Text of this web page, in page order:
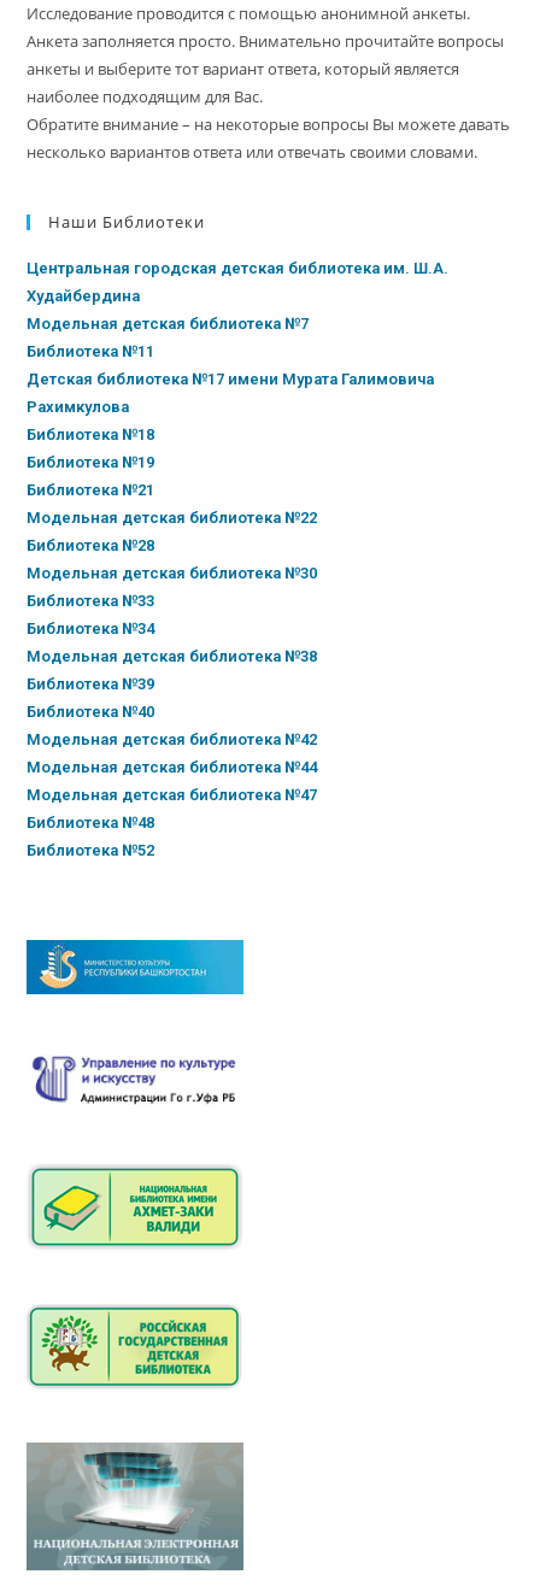
Исследование проводится с помощью анонимной анкеты.
Анкета заполняется просто. Внимательно прочитайте вопросы
анкеты и выберите тот вариант ответа, который является
наиболее подходящим для Вас.
Обратите внимание – на некоторые вопросы Вы можете давать
несколько вариантов ответа или отвечать своими словами.
Наши Библиотеки
Центральная городская детская библиотека им. Ш.А.
Худайбердина
Модельная детская библиотека №7
Библиотека №11
Детская библиотека №17 имени Мурата Галимовича
Рахимкулова
Библиотека №18
Библиотека №19
Библиотека №21
Модельная детская библиотека №22
Библиотека №28
Модельная детская библиотека №30
Библиотека №33
Библиотека №34
Модельная детская библиотека №38
Библиотека №39
Библиотека №40
Модельная детская библиотека №42
Модельная детская библиотека №44
Модельная детская библиотека №47
Библиотека №48
Библиотека №52